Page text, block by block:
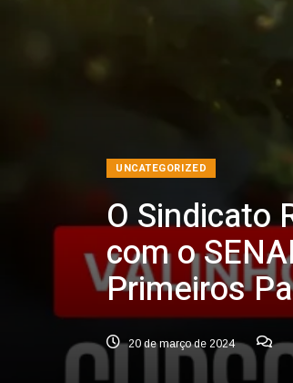
UNCATEGORIZED
O Sindicato
com o
Primeiros
20 de março de 2024